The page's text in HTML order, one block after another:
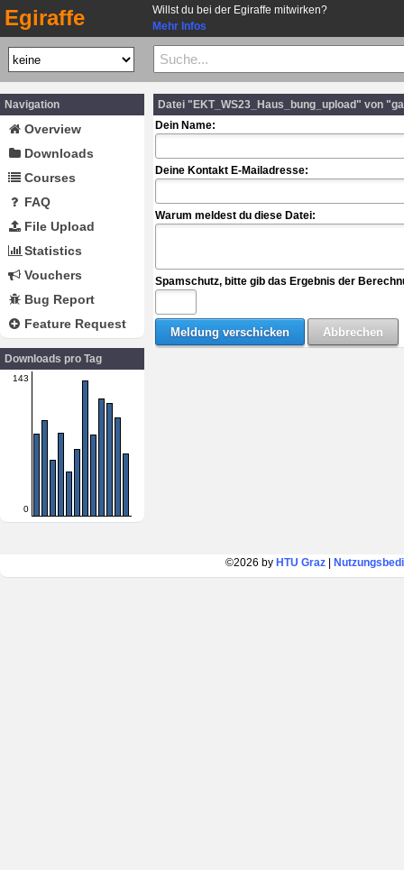
Egiraffe
Willst du bei der Egiraffe mitwirken?
Mehr Infos
Navigation
Overview
Downloads
Courses
FAQ
File Upload
Statistics
Vouchers
Bug Report
Feature Request
Downloads pro Tag
143
0
Datei "EKT_WS23_Haus_bung_upload" von
Dein Name:
Deine Kontakt E-Mailadresse:
Warum meldest du diese Datei:
Spamschutz, bitte gib das Ergebnis der
©2026 by HTU Graz|